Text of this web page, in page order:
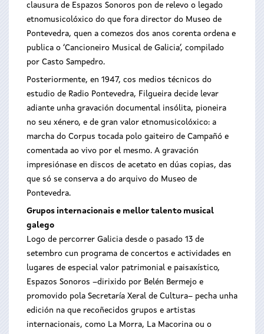
clausura de Espazos Sonoros pon de relevo o legado
etnomusicolóxico do que fora director do Museo de
Pontevedra, quen a comezos dos anos corenta ordena e
publica o ‘Cancioneiro Musical de Galicia’, compilado
por Casto Sampedro.
Posteriormente, en 1947, cos medios técnicos do
estudio de Radio Pontevedra, Filgueira decide levar
adiante unha gravación documental insólita, pioneira
no seu xénero, e de gran valor etnomusicolóxico: a
marcha do Corpus tocada polo gaiteiro de Campañó e
comentada ao vivo por el mesmo. A gravación
impresiónase en discos de acetato en dúas copias, das
que só se conserva a do arquivo do Museo de
Pontevedra.
Grupos internacionais e mellor talento musical
galego
Logo de percorrer Galicia desde o pasado 13 de
setembro cun programa de concertos e actividades en
lugares de especial valor patrimonial e paisaxístico,
Espazos Sonoros –dirixido por Belén Bermejo e
promovido pola Secretaría Xeral de Cultura– pecha unha
edición na que recoñecidos grupos e artistas
internacionais, como La Morra, La Macorina ou o